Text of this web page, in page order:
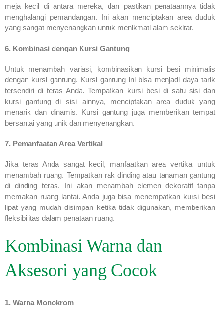
meja kecil di antara mereka, dan pastikan penataannya tidak
menghalangi pemandangan. Ini akan menciptakan area duduk
yang sangat menyenangkan untuk menikmati alam sekitar.
6. Kombinasi dengan Kursi Gantung
Untuk menambah variasi, kombinasikan kursi besi minimalis
dengan kursi gantung. Kursi gantung ini bisa menjadi daya tarik
tersendiri di teras Anda. Tempatkan kursi besi di satu sisi dan
kursi gantung di sisi lainnya, menciptakan area duduk yang
menarik dan dinamis. Kursi gantung juga memberikan tempat
bersantai yang unik dan menyenangkan.
7. Pemanfaatan Area Vertikal
Jika teras Anda sangat kecil, manfaatkan area vertikal untuk
menambah ruang. Tempatkan rak dinding atau tanaman gantung
di dinding teras. Ini akan menambah elemen dekoratif tanpa
memakan ruang lantai. Anda juga bisa menempatkan kursi besi
lipat yang mudah disimpan ketika tidak digunakan, memberikan
fleksibilitas dalam penataan ruang.
Kombinasi Warna dan
Aksesori yang Cocok
1. Warna Monokrom